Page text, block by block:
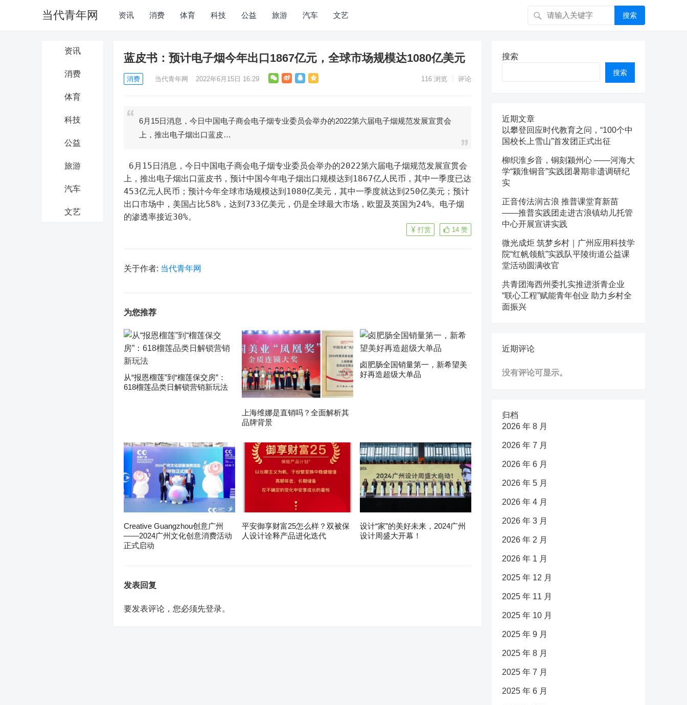
当代青年网 资讯 消费 体育 科技 公益 旅游 汽车 文艺 搜索
资讯
消费
体育
科技
公益
旅游
汽车
文艺
蓝皮书：预计电子烟今年出口1867亿元，全球市场规模达1080亿美元
消费 当代青年网 2022年6月15日 16:29 116 浏览 评论
6月15日消息，今日中国电子商会电子烟专业委员会举办的2022第六届电子烟规范发展宣贯会
上，推出电子烟出口蓝皮…
上，推出电子烟出口蓝皮书，预计中国今年电子烟出口规模达到1867亿人民币，其中一季度已达
453亿元人民币；预计今年全球市场规模达到1080亿美元，其中一季度就达到250亿美元；预计
出口市场中，美国占比58%，达到733亿美元，仍是全球最大市场，欧盟及英国为24%。电子烟
的渗透率接近30%。
14 赞
打赏
关于作者: 当代青年网
为您推荐
从“报恩榴莲”到“榴莲保交房”：
618榴莲品类日解锁营销新玩法
上海维娜是直销吗？全面解析其
品牌背景
卤肥肠全国销量第一，新希望美
好再造超级大单品
Creative Guangzhou创意广州
——2024广州文化创意消费活动
正式启动
平安御享财富25怎么样？双被保
人设计诠释产品进化迭代
设计“家”的美好未来，2024广州
设计周盛大开幕！
发表回复
要发表评论，您必须先登录。
搜索
搜索
近期文章
以攀登回应时代教育之问，“100个中
国校长上雪山”首发团正式出征
柳织淮乡音，铜刻颍州心 ——河海大
学“颍淮铜音”实践团暑期非遗调研纪
实
正音传法润古浪 推普课堂育新苗
——推普实践团走进古浪镇幼儿托管
中心开展宣讲实践
微光成炬 筑梦乡村｜广州应用科技学
院“红帆领航”实践队平陵街道公益课
堂活动圆满收官
共青团海西州委扎实推进浙青企业
“联心工程”赋能青年创业 助力乡村全
面振兴
近期评论
没有评论可显示。
归档
2026 年 8 月
2026 年 7 月
2026 年 6 月
2026 年 5 月
2026 年 4 月
2026 年 3 月
2026 年 2 月
2026 年 1 月
2025 年 12 月
2025 年 11 月
2025 年 10 月
2025 年 9 月
2025 年 8 月
2025 年 7 月
2025 年 6 月